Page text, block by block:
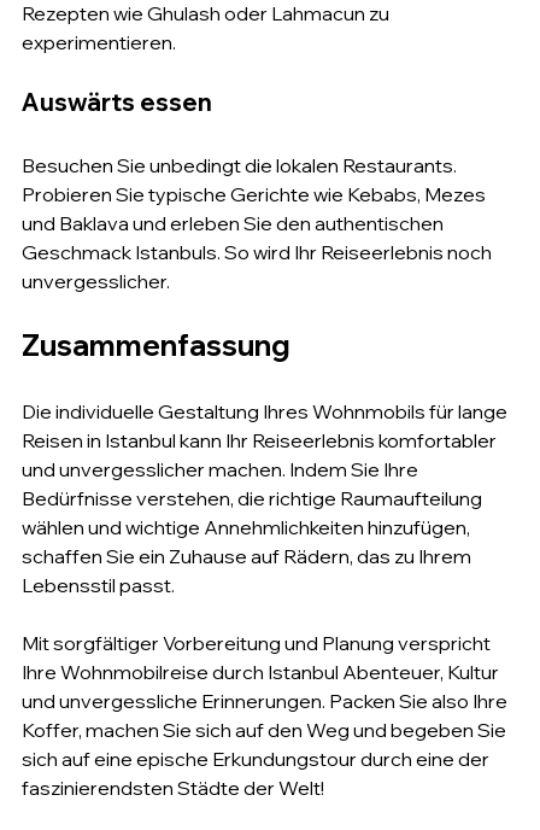
Rezepten wie Ghulash oder Lahmacun zu
experimentieren.
Auswärts essen
Besuchen Sie unbedingt die lokalen Restaurants.
Probieren Sie typische Gerichte wie Kebabs, Mezes
und Baklava und erleben Sie den authentischen
Geschmack Istanbuls. So wird Ihr Reiseerlebnis noch
unvergesslicher.
Zusammenfassung
Die individuelle Gestaltung Ihres Wohnmobils für lange
Reisen in Istanbul kann Ihr Reiseerlebnis komfortabler
und unvergesslicher machen. Indem Sie Ihre
Bedürfnisse verstehen, die richtige Raumaufteilung
wählen und wichtige Annehmlichkeiten hinzufügen,
schaffen Sie ein Zuhause auf Rädern, das zu Ihrem
Lebensstil passt.
Mit sorgfältiger Vorbereitung und Planung verspricht
Ihre Wohnmobilreise durch Istanbul Abenteuer, Kultur
und unvergessliche Erinnerungen. Packen Sie also Ihre
Koffer, machen Sie sich auf den Weg und begeben Sie
sich auf eine epische Erkundungstour durch eine der
faszinierendsten Städte der Welt!